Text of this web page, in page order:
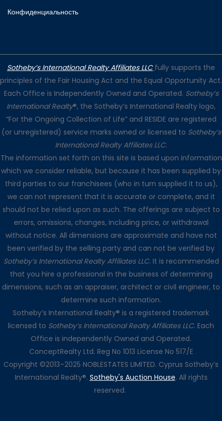
Конфиденциальность
Sotheby’s International Realty Affiliates LLC fully supports the
principles of the Fair Housing Act and the Equal Opportunity Act.
Each Office is Independently Owned and Operated. Sotheby’s
International Realty®, the Sotheby’s International Realty logo,
“For the Ongoing Collection of Life” and RESIDE are registered
(or unregistered) service marks owned or licensed to Sotheby’s
International Realty Affiliates LLC.
The information set forth on this site is based upon information
which we consider reliable, but because it has been supplied by
third parties to our franchisees (who in turn supplied it to us),
we can not represent that it is accurate or complete, and it
should not be relied upon as such. The offerings are subject to
errors, omissions, changes, including price, or withdrawal
without notice. All dimensions are approximate and have not
been verified by the selling party and can not be verified by
Sotheby’s International Realty Affiliates LLC. It is recommended
that you hire a professional in the business of determining
dimensions, such as an appraiser, architect or civil engineer, to
determine such information.
Sotheby’s International Realty® is a registered trademark
licensed to Sotheby’s International Realty Affiliates LLC. Each
Office is independently Owned and Operated.
ConceptRealty Ltd. Reg No 1013 License No 517/E
Copyright ©2013–2025 NOBLESTATES LIMITED. Cyprus Sotheby’s
International Realty®. Sotheby's Auction House. All rights
reserved.